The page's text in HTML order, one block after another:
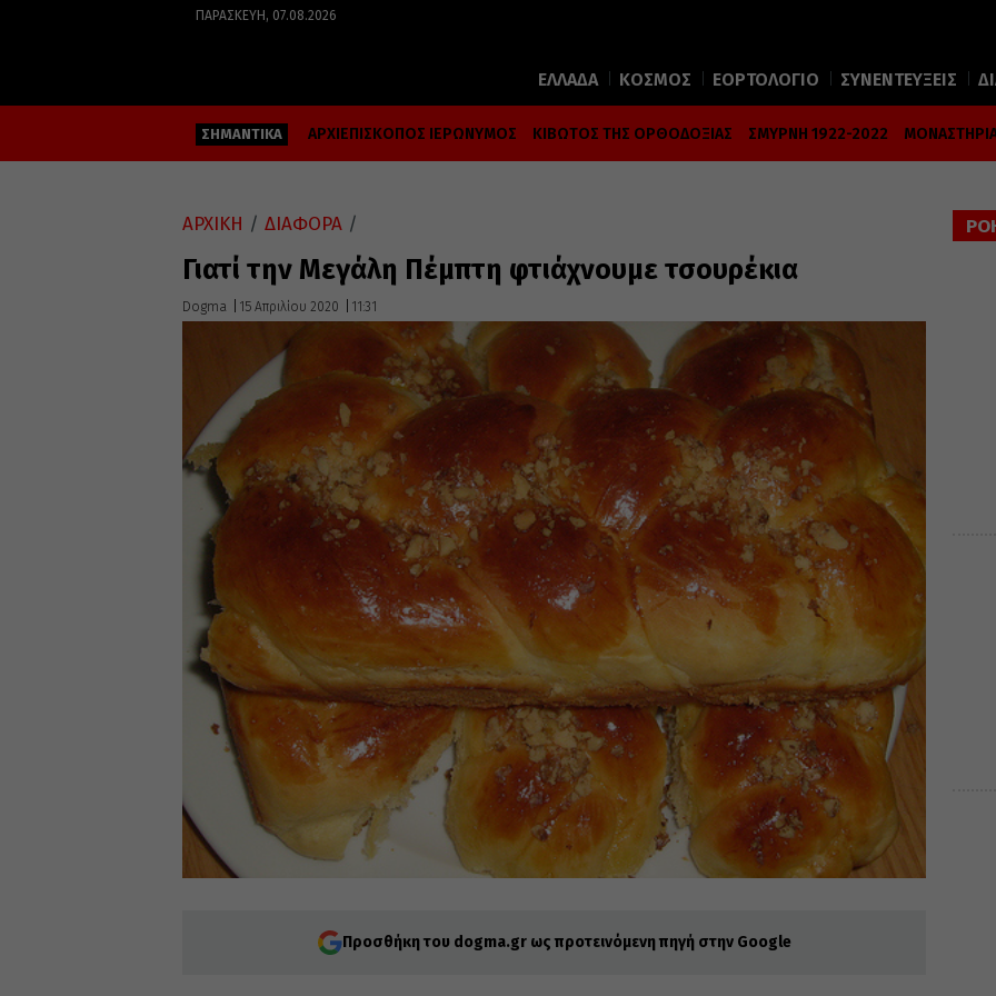
ΠΑΡΑΣΚΕΥΉ, 07.08.2026
ΕΛΛΑΔΑ ΚΟΣΜΟΣ ΕΟΡΤΟΛΟΓΙΟ ΣΥΝΕΝΤΕΥΞΕΙΣ
ΣΗΜΑΝΤΙΚΑ ΑΡΧΙΕΠΙΣΚΟΠΟΣ ΙΕΡΩΝΥΜΟΣ ΚΙΒΩΤΟΣ ΤΗΣ ΟΡΘΟΔΟΞΙΑΣ ΣΜΥΡΝΗ 1922-2022
ΑΡΧΙΚΗ / ΔΙΑΦΟΡΑ /
Γιατί την Μεγάλη Πέμπτη φτιάχνουμε τσουρέκια
Dogma 15 Απριλίου 2020 11:31
Προσθήκη του dogma.gr ως προτεινόμενη πηγή στην Google